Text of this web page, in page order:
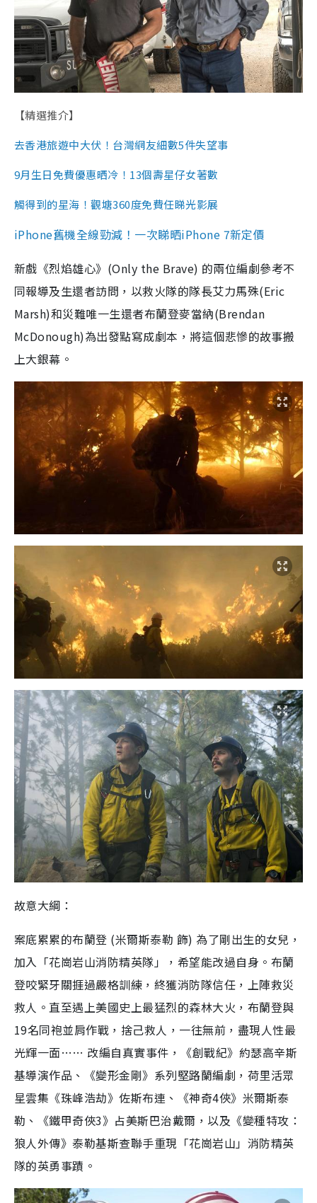
【精選推介】
去香港旅遊中大伏！台灣網友細數5件失望事
9月生日免費優惠晒冷！13個壽星仔女著數
觸得到的星海！觀塘360度免費任睇光影展
iPhone舊機全線勁減！一次睇晒iPhone 7新定價
新戲《烈焰雄心》(Only the Brave) 的兩位編劇參考不
同報導及生還者訪問，以救火隊的隊長艾力馬殊(Eric
Marsh)和災難唯一生還者布蘭登麥當納(Brendan
McDonough)為出發點寫成劇本，將這個悲慘的故事搬
上大銀幕。
故意大綱：
案底累累的布蘭登 (米爾斯泰勒 飾) 為了剛出生的女兒，
加入「花崗岩山消防精英隊」，希望能改過自身。布蘭
登咬緊牙關捱過嚴格訓練，終獲消防隊信任，上陣救災
救人。直至遇上美國史上最猛烈的森林大火，布蘭登與
19名同袍並肩作戰，捨己救人，一往無前，盡現人性最
光輝一面…… 改編自真實事件，《創戰紀》約瑟高辛斯
基導演作品、《變形金剛》系列堅路蘭編劇，荷里活眾
星雲集《珠峰浩劫》佐斯布連、《神奇4俠》米爾斯泰
勒、《鐵甲奇俠3》占美斯巴治戴爾，以及《變種特攻：
狼人外傳》泰勒基斯查聯手重現「花崗岩山」消防精英
隊的英勇事蹟。